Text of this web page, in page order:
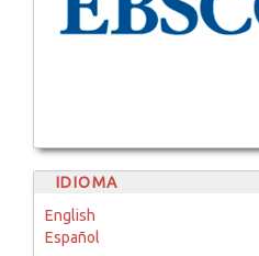
IDIOMA
English
Español